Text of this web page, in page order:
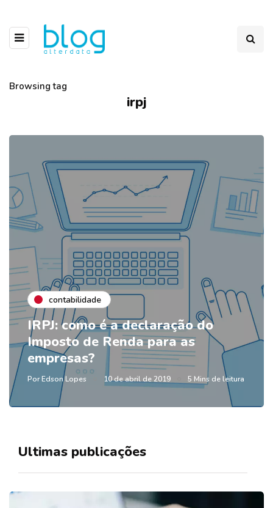
Browsing tag
irpj
contabilidade
IRPJ: como é a declaração do
Imposto de Renda para as
empresas?
PorEdson Lopes 10 de abril de 2019 5 Mins de leitura
Ultimas publicações